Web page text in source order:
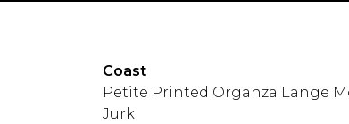
Coast
Petite Printed Organza Lange
Jurk